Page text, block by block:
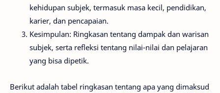
kehidupan subjek, termasuk masa kecil, pendidikan,
karier, dan pencapaian.
Kesimpulan: Ringkasan tentang dampak dan warisan
subjek, serta refleksi tentang nilai-nilai dan pelajaran
yang bisa dipetik.
Berikut adalah tabel ringkasan tentang apa yang dimaksud